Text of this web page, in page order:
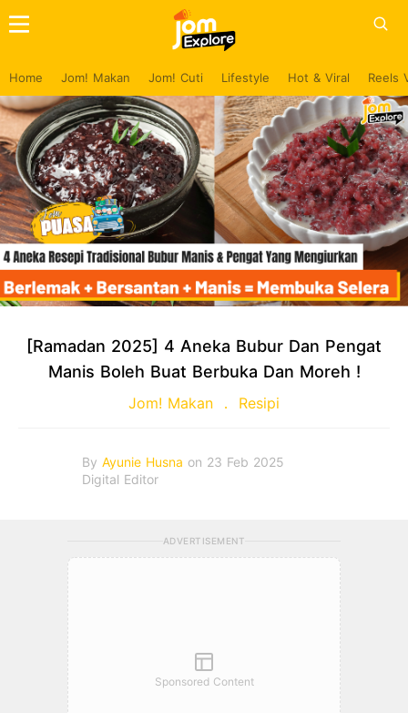
Home Jom! Makan Jom! Cuti Lifestyle Hot & Viral Reels
[Ramadan 2025] 4 Aneka Bubur Dan Pengat
Manis Boleh Buat Berbuka Dan Moreh !
Jom! Makan Resipi
By Ayunie Husna on 23 Feb 2025
Digital Editor
ADVERTISEMENT
Sponsored Content